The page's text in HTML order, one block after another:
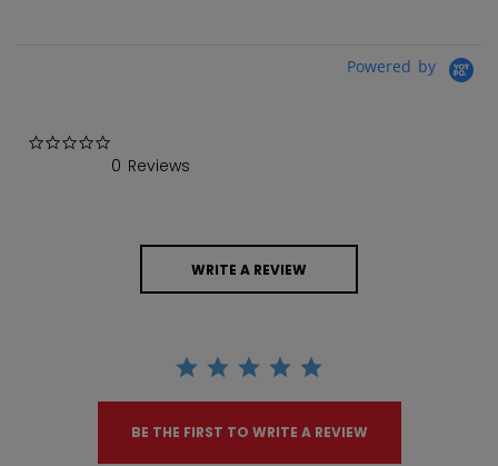
Powered by
0 Reviews
WRITE A REVIEW
BE THE FIRST TO WRITE A REVIEW